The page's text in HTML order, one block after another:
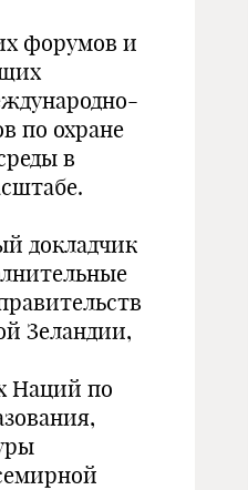
форумов и
по охране
в
докладчик
Зеландии,
Наций по